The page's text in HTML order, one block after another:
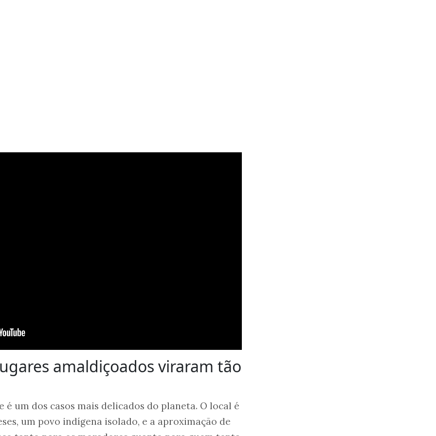
amaldiçoados viraram tão
é um dos casos mais delicados do planeta. O local é
um povo indígena isolado, e a aproximação de